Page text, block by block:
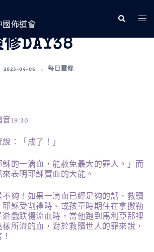
國佈道會
Search
DAY38
2023-04-06 每日靈修
19:30
：「成了！」
的一滴血，能赦免最大的罪人。」而
表明耶穌寶血的大能。
夠！如果一滴血已經足夠的話，救贖
穌受割禮時、或孩童時期住在拿撒勒
遊戲跌傷流血時，當他跑到馬利亞那裡
所流的血，對於救贖世人的罪來說，